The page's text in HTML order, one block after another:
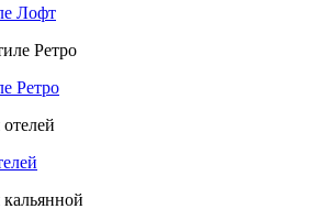
Лофт
Ретро